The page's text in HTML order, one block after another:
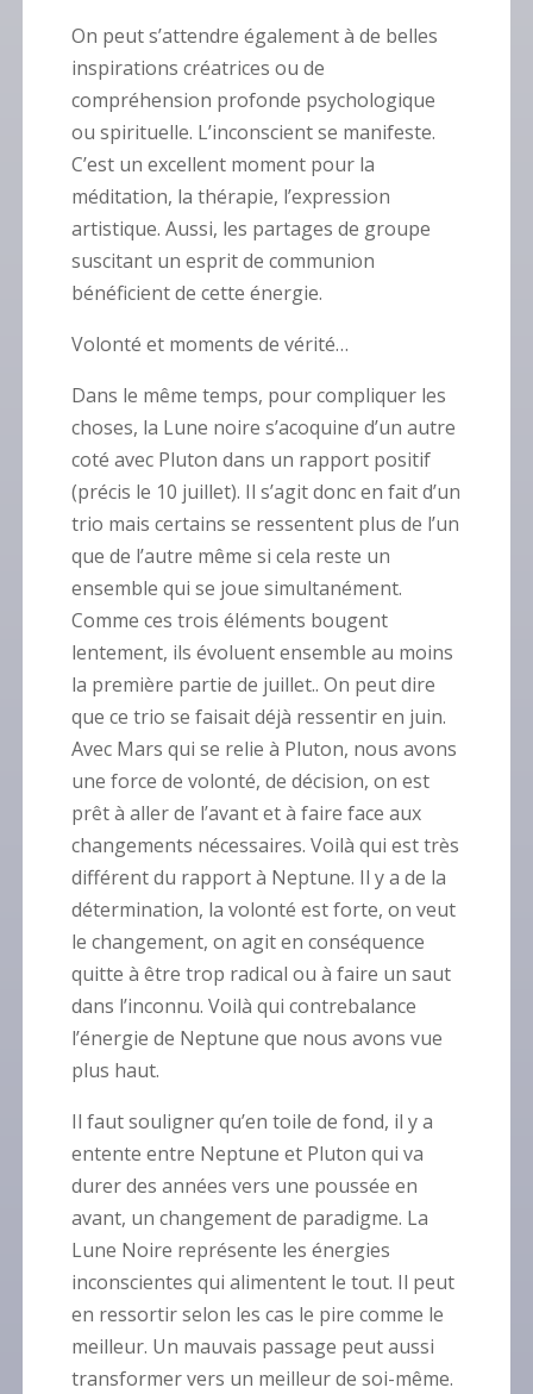
On peut s’attendre également à de belles
inspirations créatrices ou de
compréhension profonde psychologique
ou spirituelle. L’inconscient se manifeste.
C’est un excellent moment pour la
méditation, la thérapie, l’expression
artistique. Aussi, les partages de groupe
suscitant un esprit de communion
bénéficient de cette énergie.
Volonté et moments de vérité…
Dans le même temps, pour compliquer les
choses, la Lune noire s’acoquine d’un autre
coté avec Pluton dans un rapport positif
(précis le 10 juillet). Il s’agit donc en fait d’un
trio mais certains se ressentent plus de l’un
que de l’autre même si cela reste un
ensemble qui se joue simultanément.
Comme ces trois éléments bougent
lentement, ils évoluent ensemble au moins
la première partie de juillet.. On peut dire
que ce trio se faisait déjà ressentir en juin.
Avec Mars qui se relie à Pluton, nous avons
une force de volonté, de décision, on est
prêt à aller de l’avant et à faire face aux
changements nécessaires. Voilà qui est très
différent du rapport à Neptune. Il y a de la
détermination, la volonté est forte, on veut
le changement, on agit en conséquence
quitte à être trop radical ou à faire un saut
dans l’inconnu. Voilà qui contrebalance
l’énergie de Neptune que nous avons vue
plus haut.
Il faut souligner qu’en toile de fond, il y a
entente entre Neptune et Pluton qui va
durer des années vers une poussée en
avant, un changement de paradigme. La
Lune Noire représente les énergies
inconscientes qui alimentent le tout. Il peut
en ressortir selon les cas le pire comme le
meilleur. Un mauvais passage peut aussi
transformer vers un meilleur de soi-même.